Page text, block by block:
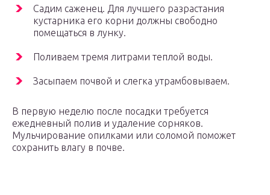
Садим саженец. Для лучшего разрастания
кустарника его корни должны свободно
помещаться в лунку.
Поливаем тремя литрами теплой воды.
Засыпаем почвой и слегка утрамбовываем.
В первую неделю после посадки требуется
ежедневный полив и удаление сорняков.
Мульчирование опилками или соломой поможет
сохранить влагу в почве.